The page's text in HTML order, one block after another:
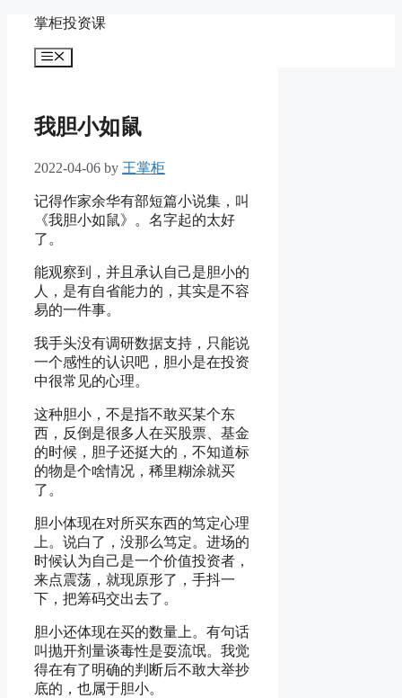
content
掌柜投资课
Menu
我胆小如鼠
2022-04-06 by 王掌柜
记得作家余华有部短篇小说集，叫
《我胆小如鼠》。名字起的太好
了。
能观察到，并且承认自己是胆小的
人，是有自省能力的，其实是不容
易的一件事。
我手头没有调研数据支持，只能说
一个感性的认识吧，胆小是在投资
中很常见的心理。
这种胆小，不是指不敢买某个东
西，反倒是很多人在买股票、基金
的时候，胆子还挺大的，不知道标
的物是个啥情况，稀里糊涂就买
了。
胆小体现在对所买东西的笃定心理
上。说白了，没那么笃定。进场的
时候认为自己是一个价值投资者，
来点震荡，就现原形了，手抖一
下，把筹码交出去了。
胆小还体现在买的数量上。有句话
叫抛开剂量谈毒性是耍流氓。我觉
得在有了明确的判断后不敢大举抄
底的，也属于胆小。